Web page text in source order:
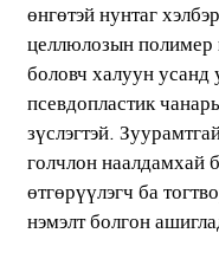
өнгөтэй нунтаг
целлюлозын полимер
боловч халуун усанд
псевдопластик
зүслэгтэй.
голчлон наалдамхай
өтгөрүүлэгч ба
нэмэлт болгон